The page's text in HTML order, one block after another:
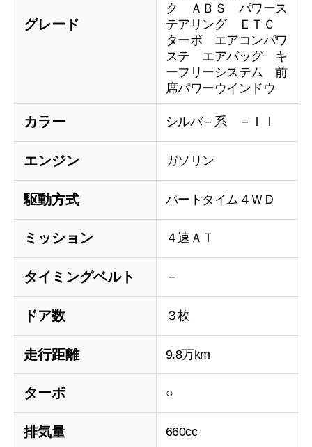
グレード
ク ＡＢＳ パワース
テアリング ＥＴＣ
ターボ エアコンパワ
ステ エアバッグ キ
ーフリーシステム 前
席パワーウインドウ
カラー シルバ－系 －ＩＩ
エンジン ガソリン
駆動方式 パートタイム４ＷＤ
ミッション ４速ＡＴ
タイミングベルト －
ドア数 ３枚
走行距離 9.8万km
ターボ ○
排気量 660cc